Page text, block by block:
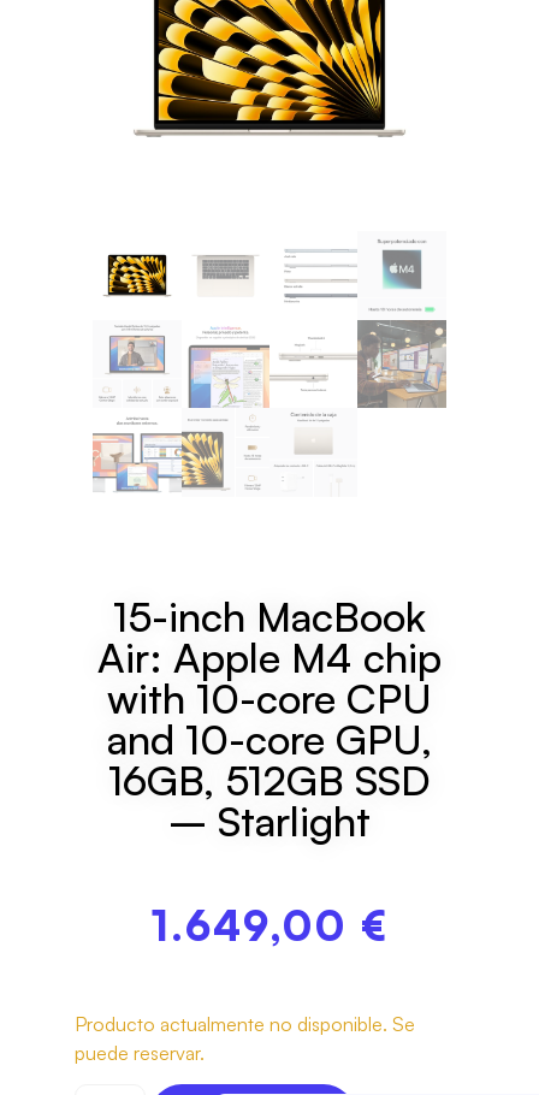
15-inch MacBook
Air: Apple M4 chip
with 10-core CPU
and 10-core GPU,
16GB, 512GB SSD
– Starlight
1.649,00 €
Producto actualmente no disponible. Se
puede reservar.